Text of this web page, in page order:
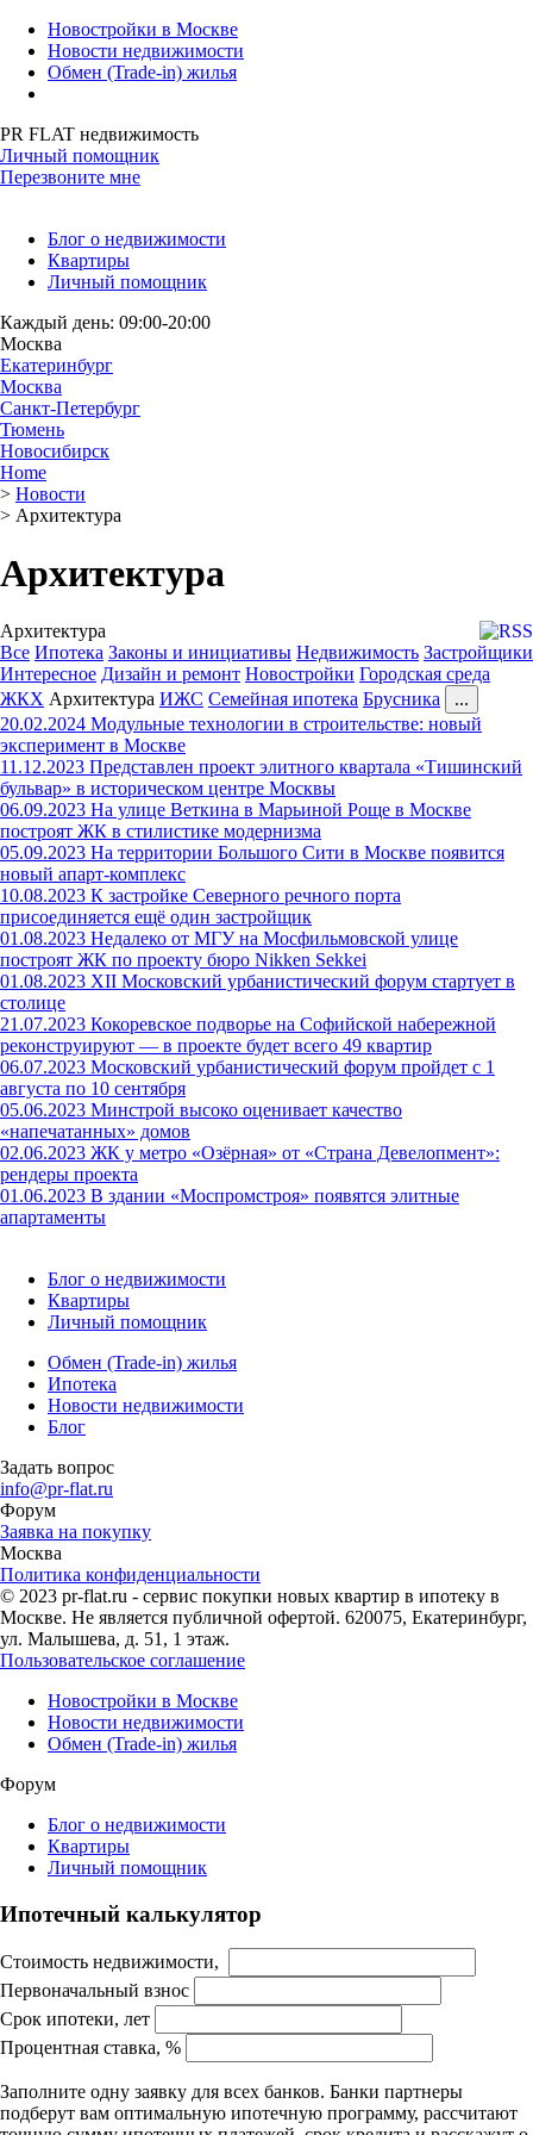
Новостройки в Москве
Новости недвижимости
Обмен (Trade-in) жилья
PR FLAT недвижимость
Личный помощник
Перезвоните мне
Блог о недвижимости
Квартиры
Личный помощник
Каждый день: 09:00-20:00
Москва
Екатеринбург
Москва
Санкт-Петербург
Тюмень
Новосибирск
Home
> Новости
> Архитектура
Архитектура
Архитектура
Все Ипотека Законы и инициативы Недвижимость Застройщики
Интересное Дизайн и ремонт Новостройки Городская среда
ЖКХ Архитектура ИЖС Семейная ипотека Брусника
...
20.02.2024 Модульные технологии в строительстве: новый
эксперимент в Москве
11.12.2023 Представлен проект элитного квартала «Тишинский
бульвар» в историческом центре Москвы
06.09.2023 На улице Веткина в Марьиной Роще в Москве
построят ЖК в стилистике модернизма
05.09.2023 На территории Большого Сити в Москве появится
новый апарт-комплекс
10.08.2023 К застройке Северного речного порта
присоединяется ещё один застройщик
01.08.2023 Недалеко от МГУ на Мосфильмовской улице
построят ЖК по проекту бюро Nikken Sekkei
01.08.2023 XII Московский урбанистический форум стартует в
столице
21.07.2023 Кокоревское подворье на Софийской набережной
реконструируют — в проекте будет всего 49 квартир
06.07.2023 Московский урбанистический форум пройдет с 1
августа по 10 сентября
05.06.2023 Минстрой высоко оценивает качество
«напечатанных» домов
02.06.2023 ЖК у метро «Озёрная» от «Страна Девелопмент»:
рендеры проекта
01.06.2023 В здании «Моспромстроя» появятся элитные
апартаменты
Блог о недвижимости
Квартиры
Личный помощник
Обмен (Trade-in) жилья
Ипотека
Новости недвижимости
Блог
Задать вопрос
info@pr-flat.ru
Форум
Заявка на покупку
Москва
Политика конфиденциальности
© 2023 pr-flat.ru - сервис покупки новых квартир в ипотеку в
Москве. Не является публичной офертой. 620075, Екатеринбург,
ул. Малышева, д. 51, 1 этаж.
Пользовательское соглашение
Новостройки в Москве
Новости недвижимости
Обмен (Trade-in) жилья
Форум
Блог о недвижимости
Квартиры
Личный помощник
Ипотечный калькулятор
Стоимость недвижимости,
Первоначальный взнос
Срок ипотеки, лет
Процентная ставка, %
Заполните одну заявку для всех банков. Банки партнеры
подберут вам оптимальную ипотечную программу, рассчитают